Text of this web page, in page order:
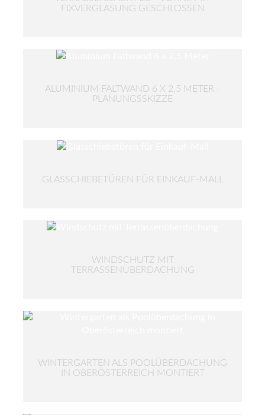
FIXVERGLASUNG GESCHLOSSEN
ALUMINIUM FALTWAND 6 X 2,5 METER -
PLANUNGSSKIZZE
GLASSCHIEBETÜREN FÜR EINKAUF-MALL
WINDSCHUTZ MIT
TERRASSENÜBERDACHUNG
WINTERGARTEN ALS POOLÜBERDACHUNG
IN OBERÖSTERREICH MONTIERT